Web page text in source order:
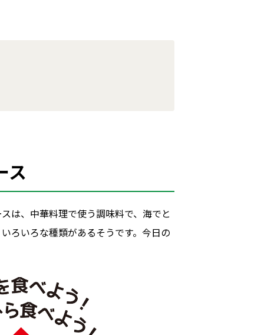
ス
は、中華料理で使う調味料で、海でと
ろいろな種類があるそうです。今日の